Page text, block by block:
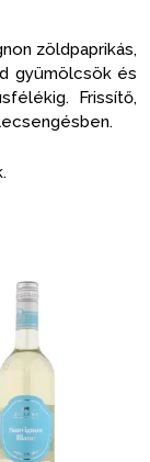
zöldpaprikás,
gyümölcsök és
Frissítő,